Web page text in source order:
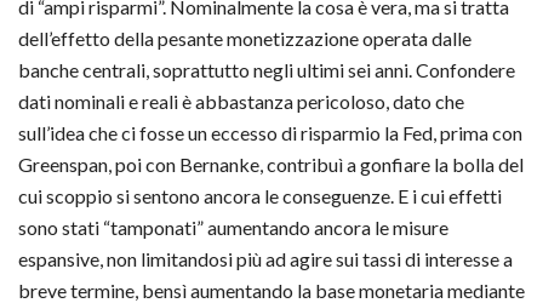
di “ampi risparmi”. Nominalmente la cosa è vera, ma si tratta
dell’effetto della pesante monetizzazione operata dalle
banche centrali, soprattutto negli ultimi sei anni. Confondere
dati nominali e reali è abbastanza pericoloso, dato che
sull’idea che ci fosse un eccesso di risparmio la Fed, prima con
Greenspan, poi con Bernanke, contribuì a gonfiare la bolla del
cui scoppio si sentono ancora le conseguenze. E i cui effetti
sono stati “tamponati” aumentando ancora le misure
espansive, non limitandosi più ad agire sui tassi di interesse a
breve termine, bensì aumentando la base monetaria mediante